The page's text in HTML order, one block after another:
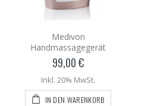
Medivon
Handmassagegerät
99,00 €
Inkl. 20% MwSt.
IN DEN WARENKORB